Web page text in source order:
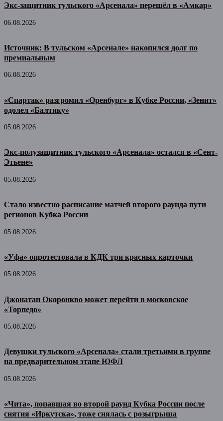
Экс-защитник тульского «Арсенала» перешёл в «Амкар»
06.08.2026
Источник: В тульском «Арсенале» накопился долг по
премиальным
06.08.2026
«Спартак» разгромил «Оренбург» в Кубке России, «Зенит»
одолел «Балтику»
05.08.2026
Экс-полузащитник тульского «Арсенала» остался в «Сент-
Этьене»
05.08.2026
Стало известно расписание матчей второго раунда пути
регионов Кубка России
05.08.2026
«Уфа» опротестовала в КДК три красных карточки
05.08.2026
Джонатан Окоронкво может перейти в московское
«Торпедо»
05.08.2026
Девушки тульского «Арсенала» стали третьими в группе
на предварительном этапе ЮФЛ
05.08.2026
«Чита», попавшая во второй раунд Кубка России после
снятия «Иркутска», тоже снялась с розыгрыша